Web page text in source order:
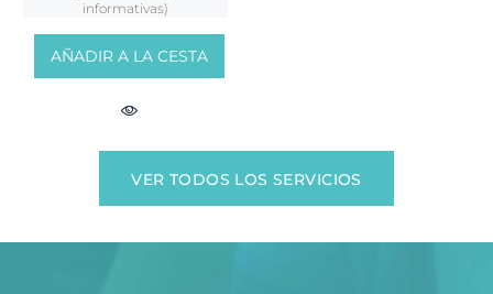
informativas)
AÑADIR A LA CESTA
VER TODOS LOS SERVICIOS